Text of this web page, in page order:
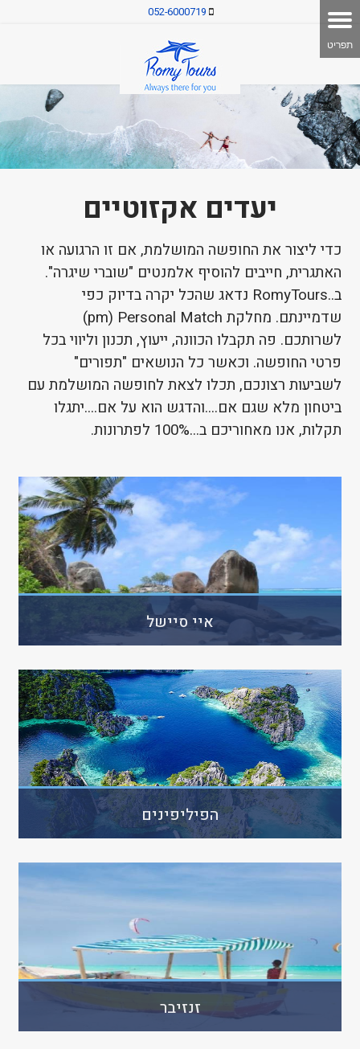
052-6000719
יעדים אקזוטיים
כדי ליצור את החופשה המושלמת, אם זו הרגועה או
האתגרית, חייבים להוסיף אלמנטים "שוברי שיגרה".
ב..RomyTours נדאג שהכל יקרה בדיוק כפי
שדמיינתם. מחלקת pm) Personal Match)
לשרותכם. פה תקבלו הכוונה, ייעוץ, תכנון וליווי בכל
פרטי החופשה. וכאשר כל הנושאים "תפורים"
לשביעות רצונכם, תכלו לצאת לחופשה המושלמת עם
ביטחון מלא שגם אם....והדגש הוא על אם....יתגלו
תקלות, אנו מאחוריכם ב...100% לפתרונות.
איי סיישל
הפיליפינים
זנזיבר